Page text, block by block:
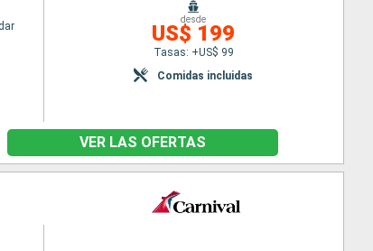
desde
US$ 199
Tasas: +US$ 99
Comidas incluidas
VER LAS OFERTAS